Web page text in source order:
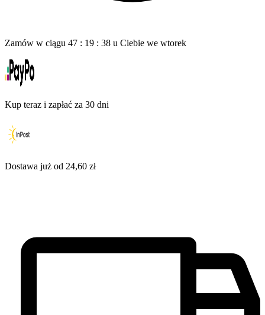
Zamów w ciągu 47 : 19 : 37 u Ciebie we wtorek
Kup teraz i zapłać za 30 dni
Dostawa już od 24,60 zł